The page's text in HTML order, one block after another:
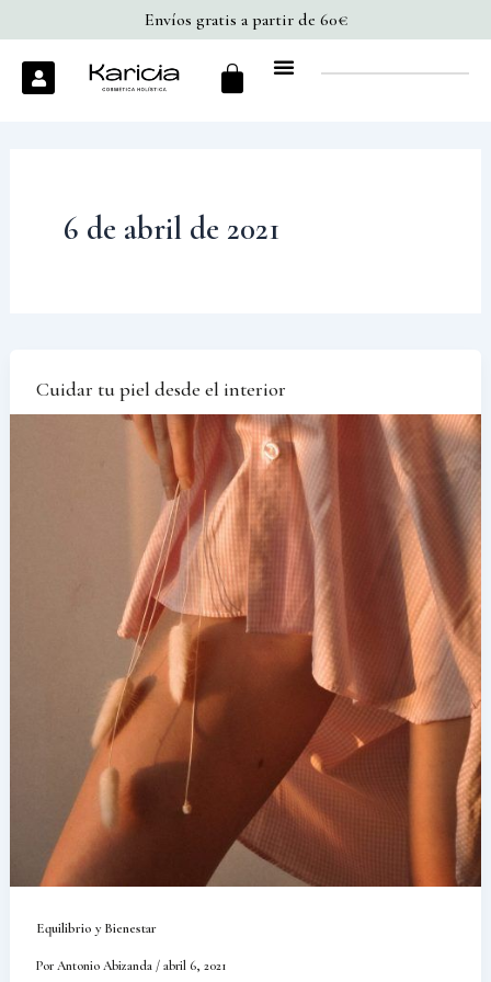
al
contenido
Envíos gratis a partir de 60€
U
s
e
Cart
6 de abril de 2021
Cuidar tu piel desde el interior
Equilibrio y Bienestar
PorAntonio Abizanda /abril 6, 2021